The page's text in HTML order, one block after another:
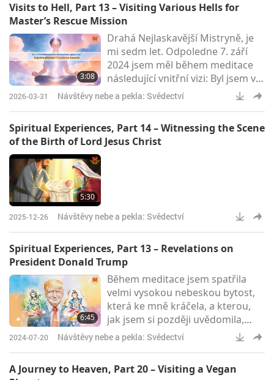
dosáhly nejhlubšího dna oceánu,
uviděly jsme kruhové, tajemné
černé železné víko, které
vyzařovalo extrémně děsivou
atmosféru… Mistryně a já jsme
společně zvedly toto pevné černé
ž
Visits to Hell, Part 13 – Visiting Various Hells for
Master’s Rescue Mission
3:08
Drahá Nejlaskavější Mistryně, je
mi sedm let. Odpoledne 7. září
2024 jsem měl během meditace
následující vnitřní vizi: Byl jsem v
Nebi a Mistryně mě zavolala,
abych šel dolů do pekla zachránit
nakreslila kruh; pak se objevilo
lotosové schodiště, po kterém
2026-03-31 Návštěvy nebe a pekla: Svědectví
Spiritual Experiences, Part 14 – Witnessing the Scene
of the Birth of Lord Jesus Christ
5:30
2025-12-26 Návštěvy nebe a pekla: Svědectví
Spiritual Experiences, Part 13 – Revelations on
President Donald Trump
6:45
Během meditace jsem spatřila
velmi vysokou nebeskou bytost,
která ke mně kráčela, a kterou,
jak jsem si později uvědomila,
když se ke mně přiblížila,
představoval Jeho Excelence pan
států. Byla jsem překvapena!
2024-07-20 Návštěvy nebe a pekla: Svědectví
A Journey to Heaven, Part 20 – Visiting a Vegan